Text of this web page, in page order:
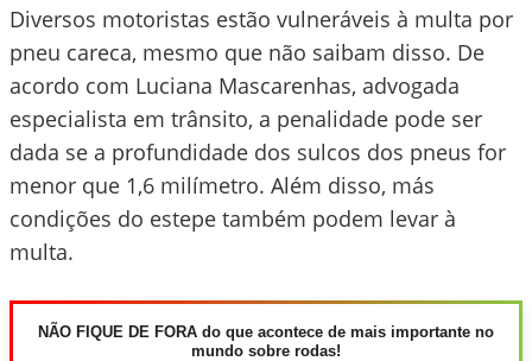
Diversos motoristas estão vulneráveis à multa por
pneu careca, mesmo que não saibam disso. De
acordo com Luciana Mascarenhas, advogada
especialista em trânsito, a penalidade pode ser
dada se a profundidade dos sulcos dos pneus for
menor que 1,6 milímetro. Além disso, más
condições do estepe também podem levar à
multa.
NÃO FIQUE DE FORA do que acontece de mais importante no
mundo sobre rodas!